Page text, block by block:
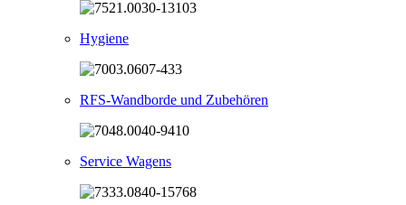
Hygiene
RFS-Wandborde und Zubehören
Service Wagens